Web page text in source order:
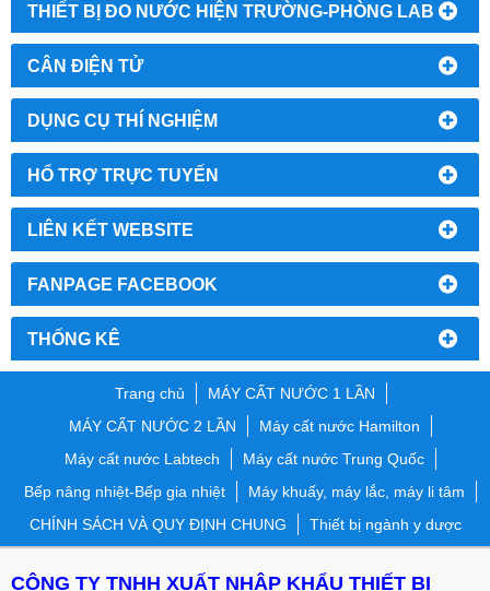
THIẾT BỊ ĐO NƯỚC HIỆN TRƯỜNG-PHÒNG LAB
CÂN ĐIỆN TỬ
DỤNG CỤ THÍ NGHIỆM
HỔ TRỢ TRỰC TUYẾN
LIÊN KẾT WEBSITE
FANPAGE FACEBOOK
THỐNG KÊ
Trang chủ
MÁY CẤT NƯỚC 1 LẦN
MÁY CẤT NƯỚC 2 LẦN
Máy cất nước Hamilton
Máy cất nước Labtech
Máy cất nước Trung Quốc
Bếp nâng nhiệt-Bếp gia nhiệt
Máy khuấy, máy lắc, máy li tâm
CHÍNH SÁCH VÀ QUY ĐỊNH CHUNG
Thiết bị ngành y dược
CÔNG TY TNHH XUẤT NHẬP KHẨU THIẾT BỊ